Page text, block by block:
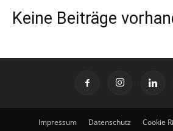
Keine Beiträge
Impressum Datenschutz Cookie